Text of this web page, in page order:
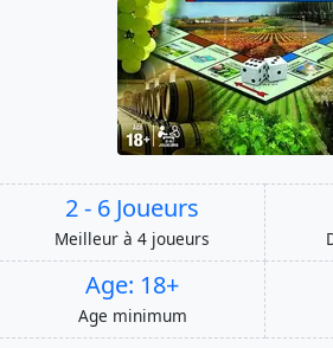
2 - 6 Joueurs
Meilleur à 4 joueurs
Age: 18+
Age minimum